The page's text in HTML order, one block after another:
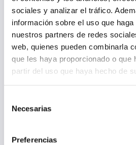
sociales y analizar el tráfico.
información sobre el uso que
nuestros partners de redes
web, quienes pueden combinarla
que les haya proporcionado o que
partir del uso que haya hecho de
Necesarias
Preferencias
Correo electrónico (requerido)